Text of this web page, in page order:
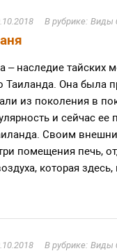
Виды
– наследие тайских
Таиланда. Она была
из поколения в
и сейчас
Своим
помещения печь,
которая
Виды